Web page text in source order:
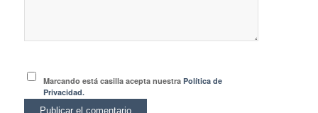
Marcando está casilla acepta nuestraPolítica de
Privacidad.